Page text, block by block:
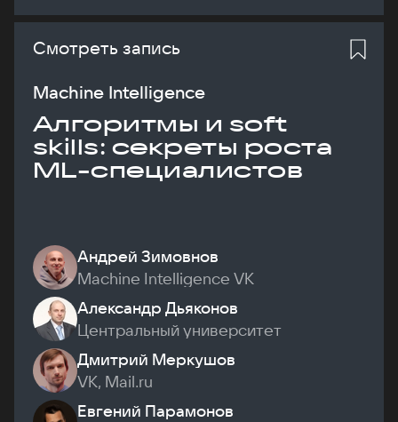
Смотреть запись
Machine Intelligence
Алгоритмы и soft
skills: секреты роста
ML-специалистов
Андрей Зимовнов
Machine Intelligence VK
Александр Дьяконов
Центральный университет
Дмитрий Меркушов
VK, Mail.ru
Евгений Парамонов